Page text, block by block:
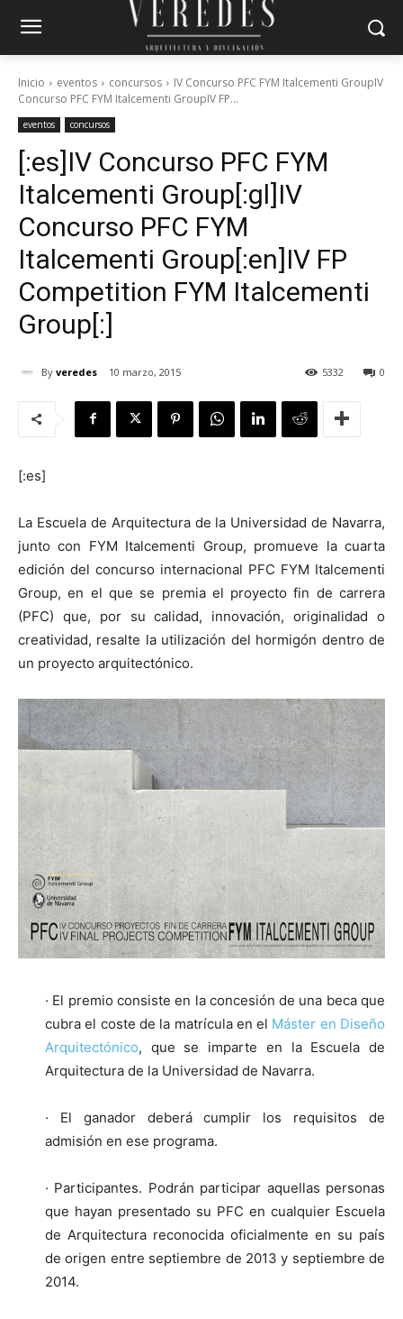
Inicio eventos concursos
IV Concurso PFC FYM Italcementi GroupIV
Concurso PFC FYM Italcementi GroupIV FP...
eventos concursos
[:es]IV Concurso PFC FYM
Italcementi Group[:gl]IV
Concurso PFC FYM
Italcementi Group[:en]IV FP
Competition FYM Italcementi
Group[:]
By veredes 10 marzo, 2015 0
5332
[:es]
La Escuela de Arquitectura de la Universidad de Navarra,
junto con FYM Italcementi Group, promueve la cuarta
edición del concurso internacional PFC FYM Italcementi
Group, en el que se premia el proyecto fin de carrera
(PFC) que, por su calidad, innovación, originalidad o
creatividad, resalte la utilización del hormigón dentro de
un proyecto arquitectónico.
· El premio consiste en la concesión de una beca que
cubra el coste de la matrícula en el Máster en Diseño
Arquitectónico, que se imparte en la Escuela de
Arquitectura de la Universidad de Navarra.
· El ganador deberá cumplir los requisitos de
admisión en ese programa.
· Participantes. Podrán participar aquellas personas
que hayan presentado su PFC en cualquier Escuela
de Arquitectura reconocida oficialmente en su país
de origen entre septiembre de 2013 y septiembre de
2014.